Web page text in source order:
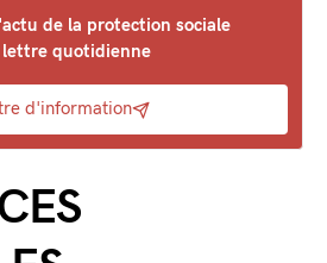
de la protection sociale
lettre quotidienne
d'information